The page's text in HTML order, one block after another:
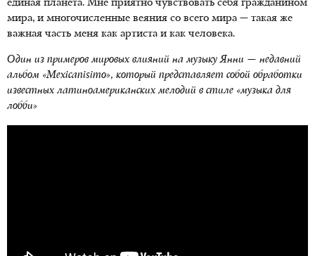
единая планета. Мне приятно чувствовать себя гражданином
мира, и многочисленные веяния со всего мира — такая же
важная часть меня как артиста и как человека.
Один из примеров мировых влияний на музыку Янни — недавний
альбом «Mexicanisimo», который представляет собой обработки
известных латиноамериканских мелодий в стиле «музыка для
лобби»